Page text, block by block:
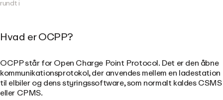
rundt i
Hvad er OCPP?
OCPP står for Open Charge Point Protocol. Det er den åbne
kommunikationsprotokol, der anvendes mellem en ladestation
til elbiler og dens styringssoftware, som normalt kaldes CSMS
eller CPMS.